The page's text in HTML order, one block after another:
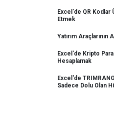
Excel'de QR Kodlar
Etmek
Yatırım Araçlarının
Excel'de Kripto
Hesaplamak
Excel'de
Sadece Dolu Olan